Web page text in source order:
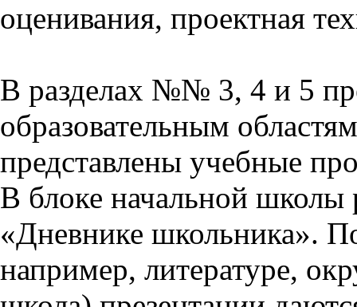
оценивания, проектная
В разделах №№ 3, 4 и 5
образовательным
представлены учебные
В блоке начальной школы
«Дневнике школьника».
например, литературе,